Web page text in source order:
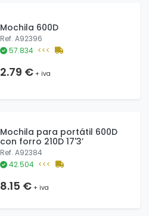
Mochila 600D
Ref. A92396
57.834 <<<
2.79 €+ iva
Mochila para portátil 600D
con forro 210D 17'3’
Ref. A92384
42.504 <<<
8.15 €+ iva